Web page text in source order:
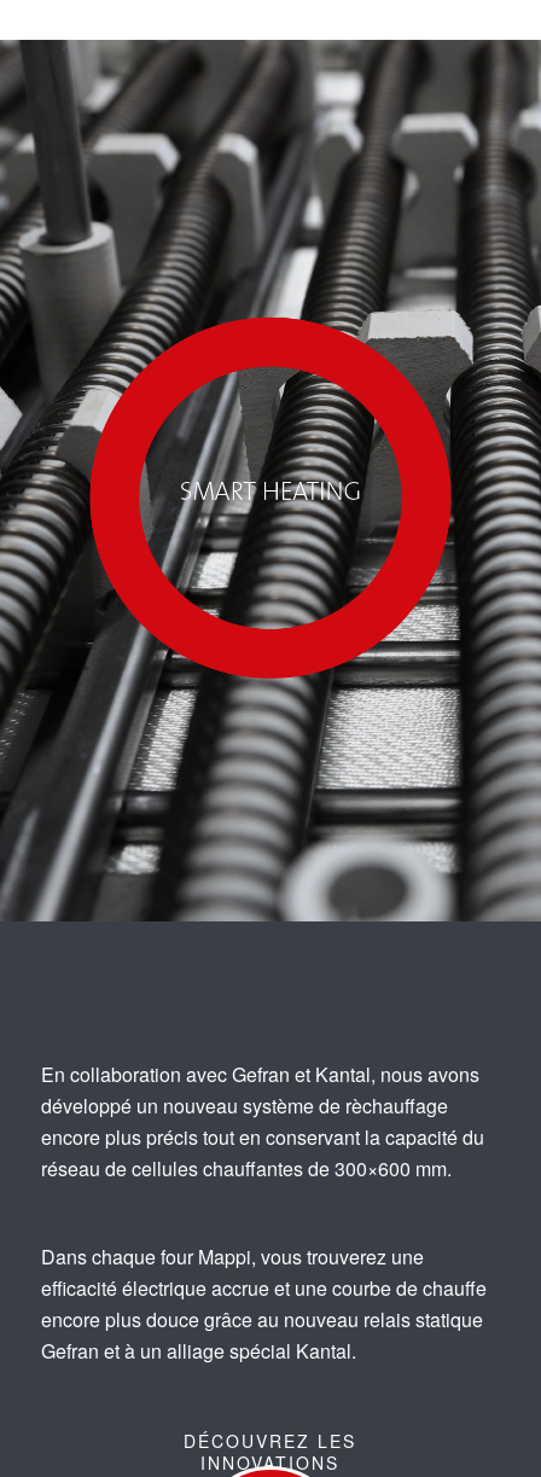
En collaboration avec Gefran et Kantal, nous avons
développé un nouveau système de rèchauffage
encore plus précis tout en conservant la capacité du
réseau de cellules chauffantes de 300×600 mm.
Dans chaque four Mappi, vous trouverez une
efficacité électrique accrue et une courbe de chauffe
encore plus douce grâce au nouveau relais statique
Gefran et à un alliage spécial Kantal.
DÉCOUVREZ LES
INNOVATIONS